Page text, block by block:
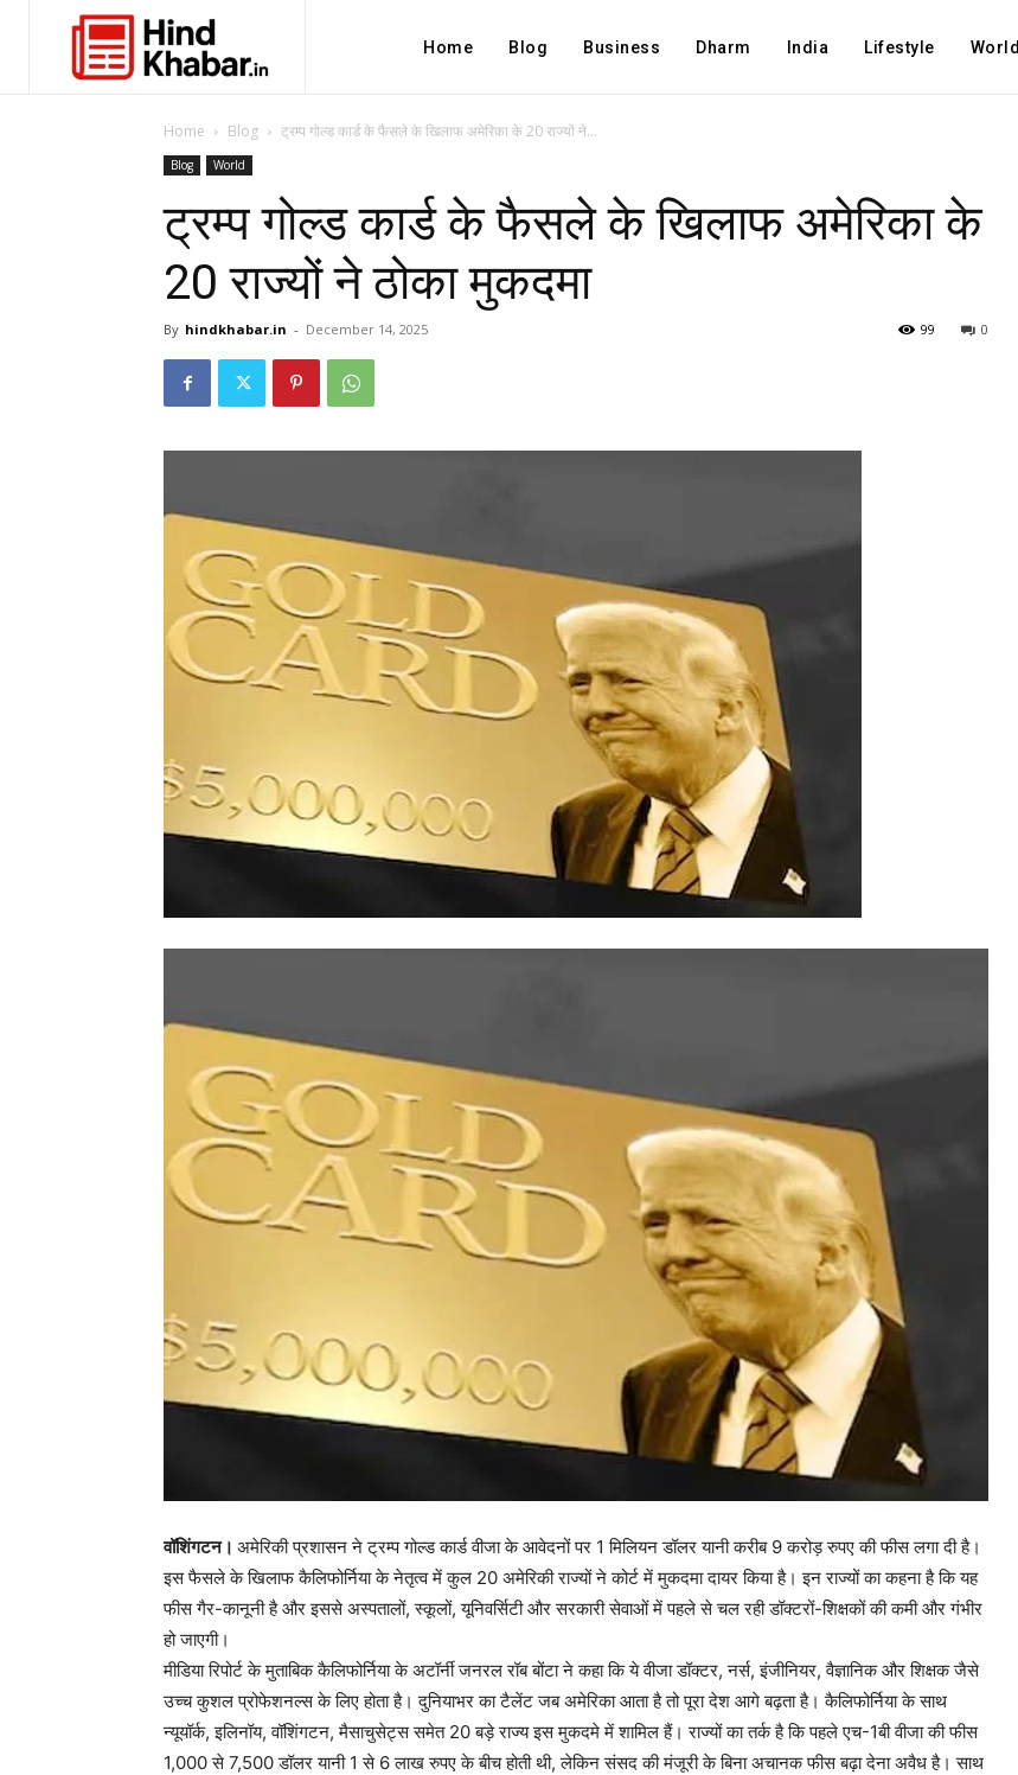
Home Blog Business Dharm India Lifestyle World
Home Blog ट्रम्प गोल्ड कार्ड के फैसले के खिलाफ अमेरिका के 20 राज्यों ने...
Blog World
ट्रम्प गोल्ड कार्ड के फैसले के खिलाफ अमेरिका के
20 राज्यों ने ठोका मुकदमा
By hindkhabar.in - December 14, 2025 0
99
वॉशिंगटन। अमेरिकी प्रशासन ने ट्रम्प गोल्ड कार्ड वीजा के आवेदनों पर 1 मिलियन डॉलर यानी करीब 9 करोड़ रुपए की फीस लगा दी है।
इस फैसले के खिलाफ कैलिफोर्निया के नेतृत्व में कुल 20 अमेरिकी राज्यों ने कोर्ट में मुकदमा दायर किया है। इन राज्यों का कहना है कि यह
फीस गैर-कानूनी है और इससे अस्पतालों, स्कूलों, यूनिवर्सिटी और सरकारी सेवाओं में पहले से चल रही डॉक्टरों-शिक्षकों की कमी और गंभीर
हो जाएगी।
मीडिया रिपोर्ट के मुताबिक कैलिफोर्निया के अटॉर्नी जनरल रॉब बोंटा ने कहा कि ये वीजा डॉक्टर, नर्स, इंजीनियर, वैज्ञानिक और शिक्षक जैसे
उच्च कुशल प्रोफेशनल्स के लिए होता है। दुनियाभर का टैलेंट जब अमेरिका आता है तो पूरा देश आगे बढ़ता है। कैलिफोर्निया के साथ
न्यूयॉर्क, इलिनॉय, वॉशिंगटन, मैसाचुसेट्स समेत 20 बड़े राज्य इस मुकदमे में शामिल हैं। राज्यों का तर्क है कि पहले एच-1बी वीजा की फीस
1,000 से 7,500 डॉलर यानी 1 से 6 लाख रुपए के बीच होती थी, लेकिन संसद की मंजूरी के बिना अचानक फीस बढ़ा देना अवैध है। साथ